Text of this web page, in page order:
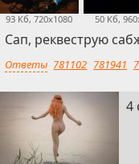
93 Кб, 720x1080 50 Кб,
Сап, реквеструю
Ответы 781102 781941
2
4